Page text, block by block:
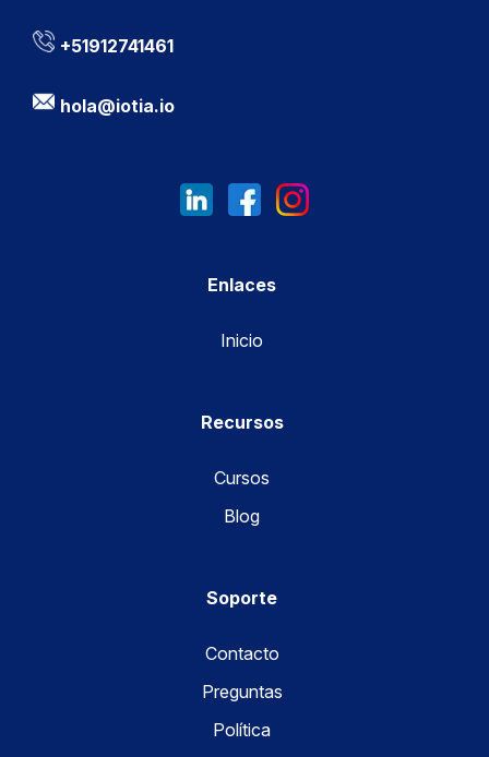
+51912741461
hola@iotia.io
Enlaces
Inicio
Recursos
Cursos
Blog
Soporte
Contacto
Preguntas
Política